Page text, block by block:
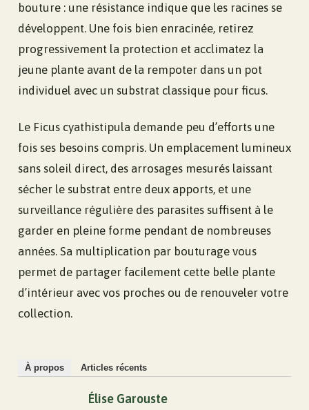
bouture : une résistance indique que les racines se
développent. Une fois bien enracinée, retirez
progressivement la protection et acclimatez la
jeune plante avant de la rempoter dans un pot
individuel avec un substrat classique pour ficus.
Le Ficus cyathistipula demande peu d’efforts une
fois ses besoins compris. Un emplacement lumineux
sans soleil direct, des arrosages mesurés laissant
sécher le substrat entre deux apports, et une
surveillance régulière des parasites suffisent à le
garder en pleine forme pendant de nombreuses
années. Sa multiplication par bouturage vous
permet de partager facilement cette belle plante
d’intérieur avec vos proches ou de renouveler votre
collection.
À propos Articles récents
Élise Garouste